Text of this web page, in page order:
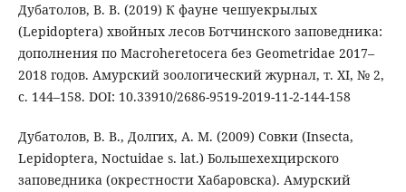
Дубатолов, В. В. (2019) К фауне чешуекрылых
(Lepidoptera) хвойных лесов Ботчинского заповедника:
дополнения по Macroheretocera без Geometridae 2017–
2018 годов. Амурский зоологический журнал, т. XI, № 2,
с. 144–158. DOI: 10.33910/2686-9519-2019-11-2-144-158
Дубатолов, В. В., Долгих, А. М. (2009) Совки (Insecta,
Lepidoptera, Noctuidae s. lat.) Большехехцирского
заповедника (окрестности Хабаровска). Амурский